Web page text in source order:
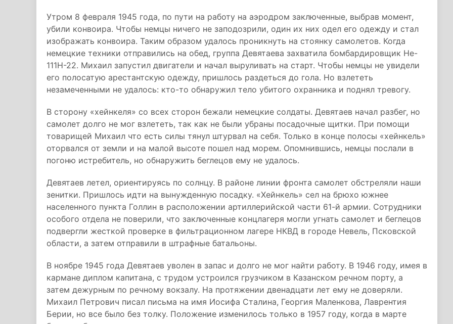
Утром 8 февраля 1945 года, по пути на работу на аэродром заключенные, выбрав момент,
убили конвоира. Чтобы немцы ничего не заподозрили, один их них одел его одежду и стал
изображать конвоира. Таким образом удалось проникнуть на стоянку самолетов. Когда
немецкие техники отправились на обед, группа Девятаева захватила бомбардировщик He-
111H-22. Михаил запустил двигатели и начал выруливать на старт. Чтобы немцы не увидели
его полосатую арестантскую одежду, пришлось раздеться до гола. Но взлететь
незамеченными не удалось: кто-то обнаружил тело убитого охранника и поднял тревогу.
В сторону «хейнкеля» со всех сторон бежали немецкие солдаты. Девятаев начал разбег, но
самолет долго не мог взлететь, так как не были убраны посадочные щитки. При помощи
товарищей Михаил что есть силы тянул штурвал на себя. Только в конце полосы «хейнкель»
оторвался от земли и на малой высоте пошел над морем. Опомнившись, немцы послали в
погоню истребитель, но обнаружить беглецов ему не удалось.
Девятаев летел, ориентируясь по солнцу. В районе линии фронта самолет обстреляли наши
зенитки. Пришлось идти на вынужденную посадку. «Хейнкель» сел на брюхо южнее
населенного пункта Голлин в расположении артиллерийской части 61-й армии. Сотрудники
особого отдела не поверили, что заключенные концлагеря могли угнать самолет и беглецов
подвергли жесткой проверке в фильтрационном лагере НКВД в городе Невель, Псковской
области, а затем отправили в штрафные батальоны.
В ноябре 1945 года Девятаев уволен в запас и долго не мог найти работу. В 1946 году, имея в
кармане диплом капитана, с трудом устроился грузчиком в Казанском речном порту, а
затем дежурным по речному вокзалу. На протяжении двенадцати лет ему не доверяли.
Михаил Петрович писал письма на имя Иосифа Сталина, Георгия Маленкова, Лаврентия
Берии, но все было без толку. Положение изменилось только в 1957 году, когда в марте